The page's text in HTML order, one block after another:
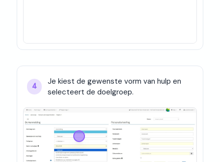
4
Je kiest de gewenste vorm van hulp en
selecteert de doelgroep.